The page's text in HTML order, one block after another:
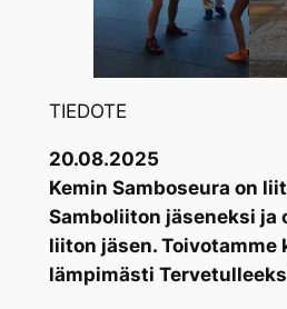
TIEDOTE
20.08.2025
Kemin Samboseura on
Samboliiton jäseneksi ja
liiton jäsen. Toivotamme
lämpimästi